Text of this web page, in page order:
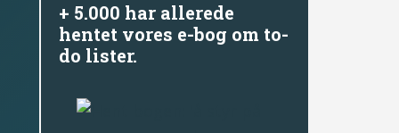
+ 5.000 har allerede
hentet vores e-bog om to-
do lister.